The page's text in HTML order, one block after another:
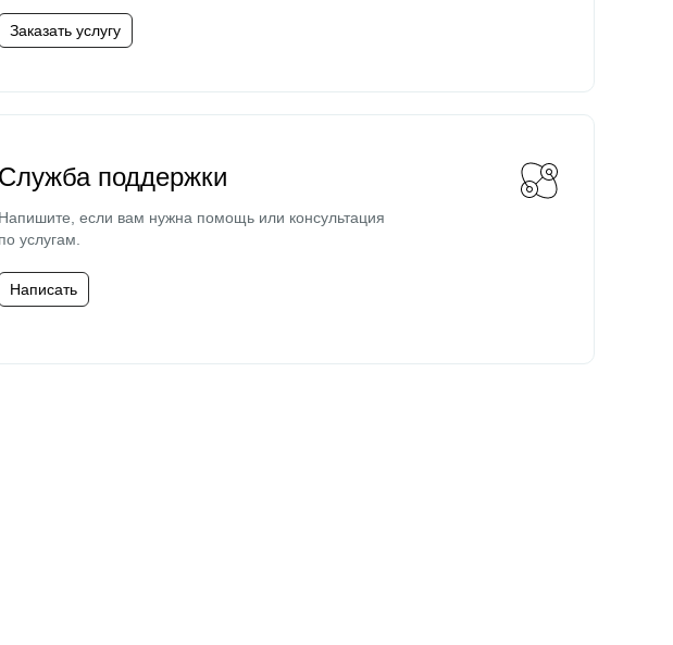
Заказать услугу
Служба поддержки
Напишите, если вам нужна помощь или консультация
по услугам.
Написать